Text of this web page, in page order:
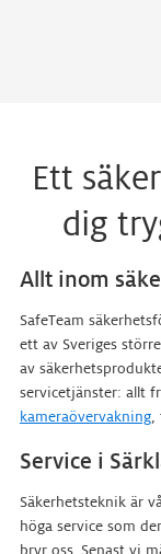
Ett
dig
Allt inom
SafeTeam
ett av Sveriges
av
servicetjänster: allt
kameraövervakning,
Service i
Säkerhetsteknik är
höga service som
bryr oss. Senast vi